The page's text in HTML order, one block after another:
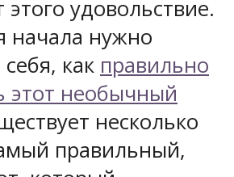
удовольствие.
начала нужно
как правильно
этот необычный
несколько
правильный,